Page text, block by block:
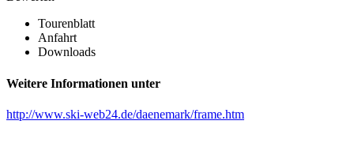
Tourenblatt
Anfahrt
Downloads
Weitere Informationen unter
http://www.ski-web24.de/daenemark/frame.htm